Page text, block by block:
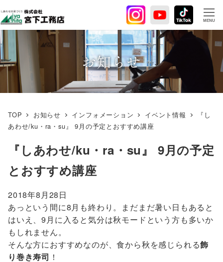
イ
ン
コ
ン
テ
ン
ツ
MENU
お知らせ
TOP お知らせ インフォメーション イベント情報
『し
あわせ/ku・ra・su』 9月の予定とおすすめ講座
『しあわせ/ku・ra・su』 9月の予定
とおすすめ講座
2018年8月28日
あっという間に8月も終わり。まだまだ暑い日もあると
はいえ、9月に入ると気分は秋モードという方も多いか
もしれません。
そんな方におすすめなのが、食から秋を感じられる飾
り巻き寿司 ！